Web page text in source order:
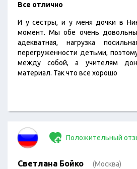
Все отлично
И у сестры, и у меня дочки в
момент. Мы обе очень
адекватная, нагрузка
перегруженности детьми,
между собой, а учителям
материал. Так что все хорошо
Положительный
Светлана Бойко (Москва)